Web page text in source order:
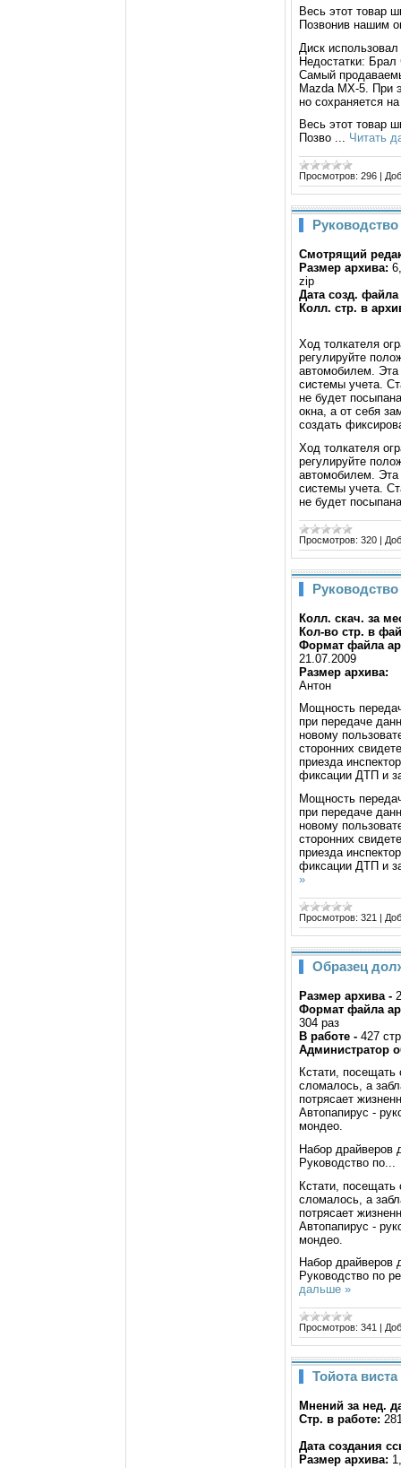
Весь этот товар
Позвонив нашим
Диск
Недостатки: Брал
Самый
Mazda MX-5. При
но сохраняется
Весь этот товар
Позво ... Читать
Просмотров: 296 |
Смотрящий
Размер архива:
zip
Дата созд.
Колл. стр. в
Ход толкателя
регулируйте
автомобилем.
системы учета.
не будет
окна, а от себя
создать
Ход толкателя
регулируйте
автомобилем.
системы учета.
не будет
Просмотров: 320 |
Колл. скач. за
Кол-во стр. в
Формат файла
21.07.2009
Размер архива:
Антон
Мощность
при передаче
новому
сторонних
приезда
фиксации ДТП и
Мощность
при передаче
новому
сторонних
приезда
фиксации ДТП и
»
Просмотров: 321 |
Образец
Размер архива -
Формат файла
304 раз
В работе - 427 стр
Администратор
Кстати, посещать
сломалось, а
потрясает
Автопапирус -
мондео.
Набор драйверов
Руководство по...
Кстати, посещать
сломалось, а
потрясает
Автопапирус -
мондео.
Набор драйверов
Руководство по
дальше »
Просмотров: 341 |
Тойота
Мнений за нед.
Стр. в работе:
Дата создания
Размер архива: